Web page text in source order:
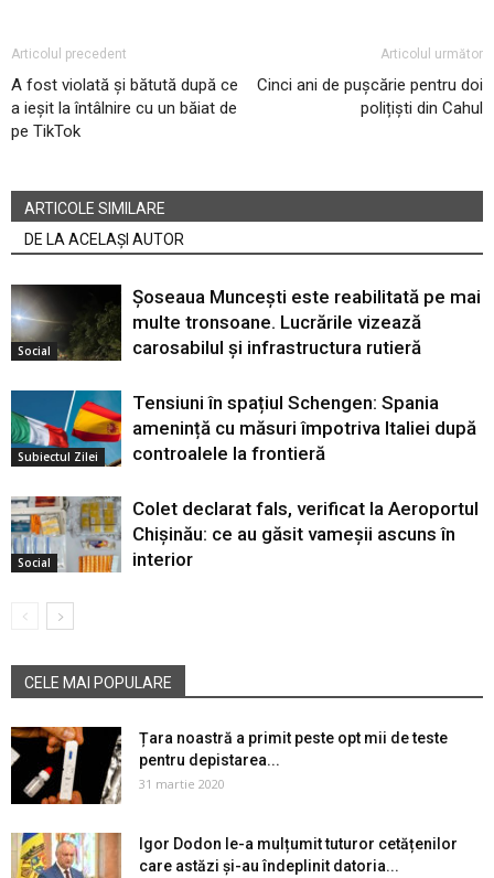
Articolul precedent
A fost violată și bătută după ce
a ieșit la întâlnire cu un băiat de
pe TikTok
Articolul următor
Cinci ani de pușcărie pentru doi
polițiști din Cahul
ARTICOLE SIMILARE
DE LA ACELAȘI AUTOR
Social
Șoseaua Muncești este reabilitată pe mai
multe tronsoane. Lucrările vizează
carosabilul și infrastructura rutieră
Subiectul Zilei
Tensiuni în spațiul Schengen: Spania
amenință cu măsuri împotriva Italiei după
controalele la frontieră
Social
Colet declarat fals, verificat la Aeroportul
Chișinău: ce au găsit vameșii ascuns în
interior
CELE MAI POPULARE
Țara noastră a primit peste opt mii de teste
pentru depistarea...
31 martie 2020
Igor Dodon le-a mulțumit tuturor cetățenilor
care astăzi și-au îndeplinit datoria...